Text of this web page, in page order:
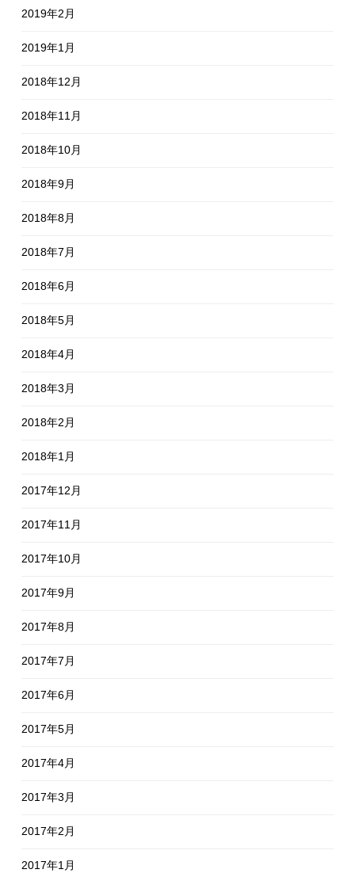
2019年2月
2019年1月
2018年12月
2018年11月
2018年10月
2018年9月
2018年8月
2018年7月
2018年6月
2018年5月
2018年4月
2018年3月
2018年2月
2018年1月
2017年12月
2017年11月
2017年10月
2017年9月
2017年8月
2017年7月
2017年6月
2017年5月
2017年4月
2017年3月
2017年2月
2017年1月